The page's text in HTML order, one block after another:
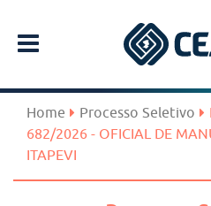
Home Processo Seletivo
682/2026 - OFICIAL DE
ITAPEVI